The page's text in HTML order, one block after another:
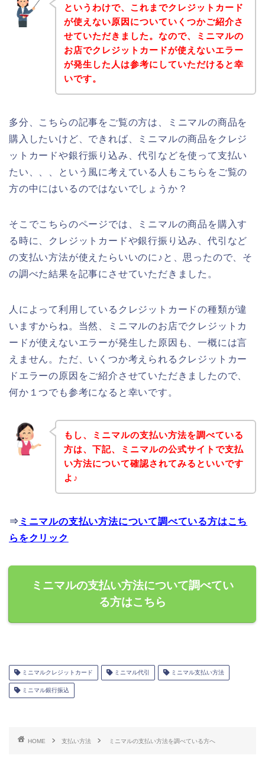
というわけで、これまでクレジットカード
が使えない原因についていくつかご紹介さ
せていただきました。なので、ミニマルの
お店でクレジットカードが使えないエラー
が発生した人は参考にしていただけると幸
いです。
多分、こちらの記事をご覧の方は、ミニマルの商品を
購入したいけど、できれば、ミニマルの商品をクレジ
ットカードや銀行振り込み、代引などを使って支払い
たい、、、という風に考えている人もこちらをご覧の
方の中にはいるのではないでしょうか？
そこでこちらのページでは、ミニマルの商品を購入す
る時に、クレジットカードや銀行振り込み、代引など
の支払い方法が使えたらいいのに♪と、思ったので、そ
の調べた結果を記事にさせていただきました。
人によって利用しているクレジットカードの種類が違
いますからね。当然、ミニマルのお店でクレジットカ
ードが使えないエラーが発生した原因も、一概には言
えません。ただ、いくつか考えられるクレジットカー
ドエラーの原因をご紹介させていただきましたので、
何か１つでも参考になると幸いです。
もし、ミニマルの支払い方法を調べている
方は、下記、ミニマルの公式サイトで支払
い方法について確認されてみるといいです
よ♪
⇒ ミニマルの支払い方法について調べている方はこち
らをクリック
ミニマルの支払い方法について調べてい
る方はこちら
ミニマルクレジットカード ミニマル代引 ミニマル支払い方法
ミニマル銀行振込
HOME 支払い方法 ミニマルの支払い方法を調べている方へ